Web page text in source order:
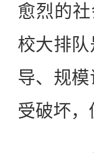
愈烈的
校大排队
导、规模
受破坏，